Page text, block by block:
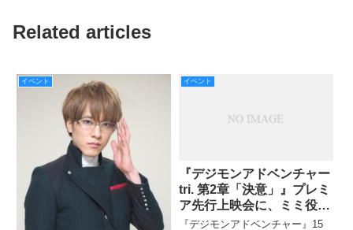
Related articles
イベント イベント
『デジモンアドベンチャー
tri. 第2章「決意」』プレミ
ア先行上映会に、ミミ役の
吉田仁美と丈役の池田純矢
『デジモンアドベンチャー』15